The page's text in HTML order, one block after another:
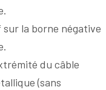
la borne négative
du câble
(sans